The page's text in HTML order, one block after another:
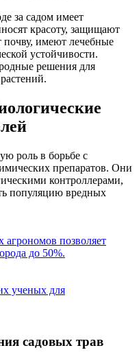
за садом имеет
красоту, защищают
почву, имеют лечебные
устойчивости.
решения для
роль в борьбе с
препаратов. Они
контроллерами,
популяцию вредных
агрономов позволяет
до 50%.
ученых для
садовых трав